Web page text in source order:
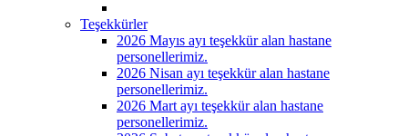
Teşekkürler
2026 Mayıs ayı teşekkür alan hastane
personellerimiz.
2026 Nisan ayı teşekkür alan hastane
personellerimiz.
2026 Mart ayı teşekkür alan hastane
personellerimiz.